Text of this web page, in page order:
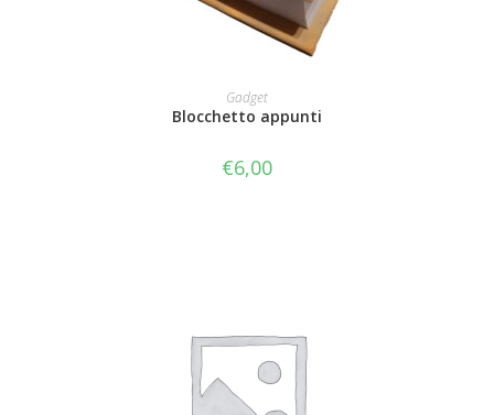
AGGIUNGI AL CARRELLO
Gadget
Blocchetto appunti
€6,00